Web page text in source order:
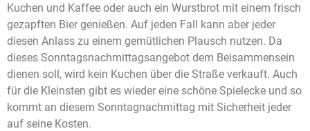
Kuchen und Kaffee oder auch ein Wurstbrot mit einem frisch
gezapften Bier genießen. Auf jeden Fall kann aber jeder
diesen Anlass zu einem gemütlichen Plausch nutzen. Da
dieses Sonntagsnachmittagsangebot dem Beisammensein
dienen soll, wird kein Kuchen über die Straße verkauft. Auch
für die Kleinsten gibt es wieder eine schöne Spielecke und so
kommt an diesem Sonntagnachmittag mit Sicherheit jeder
auf seine Kosten.